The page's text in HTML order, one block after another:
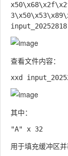
查看文件内容：
其中：
用于填充缓冲区并